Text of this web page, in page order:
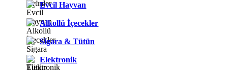
Evcil Hayvan
Alkollü İçecekler
Sigara & Tütün
Elektronik